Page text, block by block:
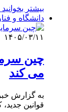
بیشتر بخوانید
دانشگاه و
۱۴۰۵/۰۳/۱۱
چین
می کند
به گزارش
قوانین